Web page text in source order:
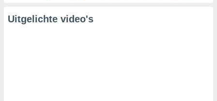
Uitgelichte video's